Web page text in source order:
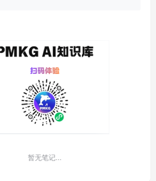
暂无笔记...